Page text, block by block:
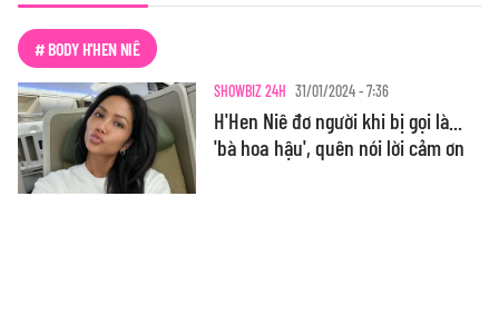
# BODY H'HEN NIÊ
SHOWBIZ 24H 31/01/2024 - 7:36
H'Hen Niê đơ người khi bị gọi là...
'bà hoa hậu', quên nói lời cảm ơn